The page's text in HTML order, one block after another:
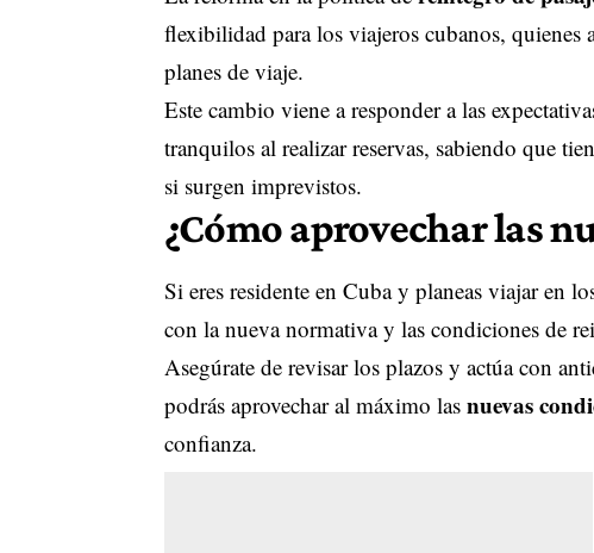
flexibilidad para los viajeros cubanos, quienes
planes de viaje.
Este cambio viene a responder a las
tranquilos al realizar reservas, sabiendo que
si surgen imprevistos.
¿Cómo aprovechar las
Si eres residente en Cuba y planeas viajar en
con la nueva normativa y las condiciones de
Asegúrate de revisar los plazos y actúa con
podrás aprovechar al máximo las nuevas
confianza.